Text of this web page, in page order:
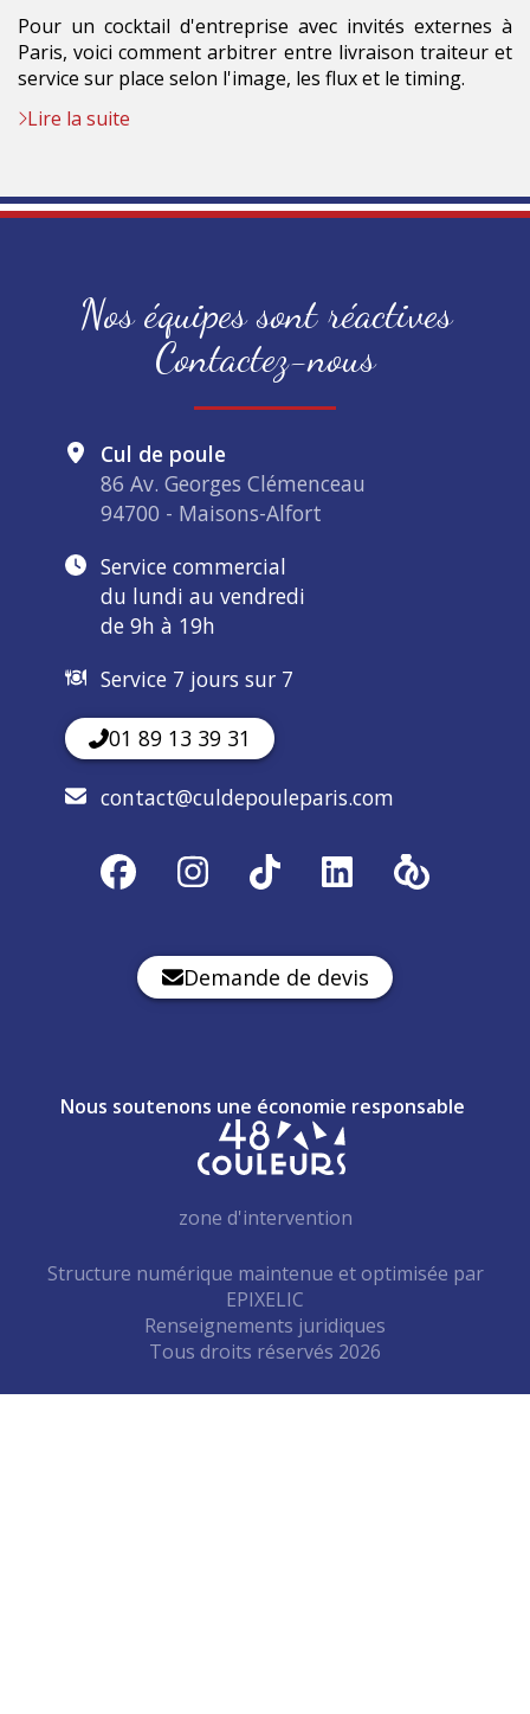
Pour un cocktail d'entreprise avec invités externes à
Paris, voici comment arbitrer entre livraison traiteur et
service sur place selon l'image, les flux et le timing.
Lire la suite
Nos équipes sont réactives
Contactez-nous
Cul de poule
86 Av. Georges Clémenceau
94700 - Maisons-Alfort
Service commercial
du lundi au vendredi
de 9h à 19h
Service 7 jours sur 7
01 89 13 39 31
contact@culdepouleparis.com
Demande de devis
Nous soutenons une économie responsable
zone d'intervention
Structure numérique maintenue et optimisée par
EPIXELIC
—
Renseignements juridiques
—
Tous droits réservés 2026